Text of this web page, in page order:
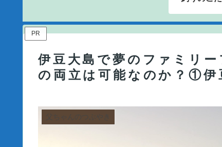
PR
伊豆大島で夢のファミリ
の両立は可能なのか？①伊